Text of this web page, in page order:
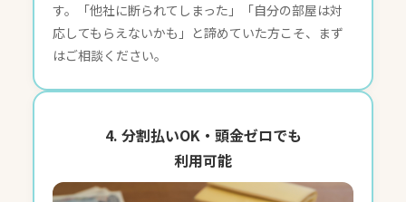
す。「他社に断られてしまった」「自分の部屋は対
応してもらえないかも」と諦めていた方こそ、まず
はご相談ください。
4. 分割払いOK・頭金ゼロでも
利用可能